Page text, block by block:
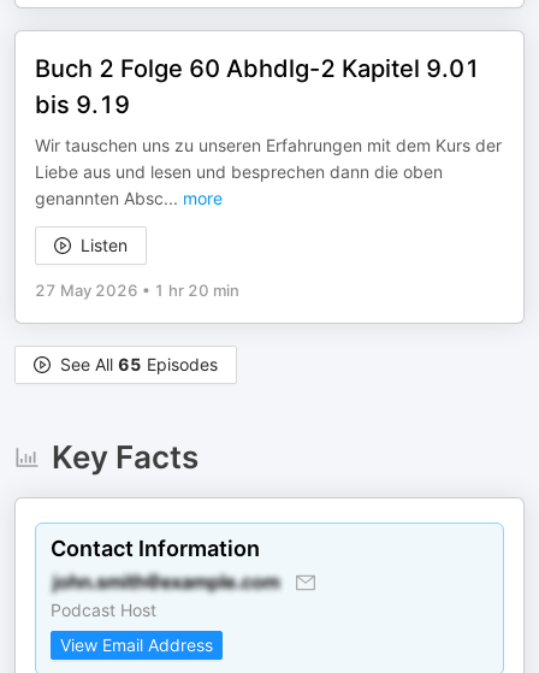
Buch 2 Folge 60 Abhdlg-2 Kapitel 9.01
bis 9.19
Wir tauschen uns zu unseren Erfahrungen mit dem Kurs der
Liebe aus und lesen und besprechen dann die oben
genannten Absc... more
Listen
27 May 2026 • 1 hr 20 min
See All 65 Episodes
Key Facts
Contact Information
Podcast Host
View Email Address